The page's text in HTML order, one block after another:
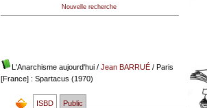
Nouvelle recherche
L'Anarchisme aujourd'hui/ Jean BARRUÉ/ Paris
[France] : Spartacus (1970)
ISBD Public